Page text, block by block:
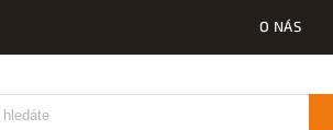
O NÁS